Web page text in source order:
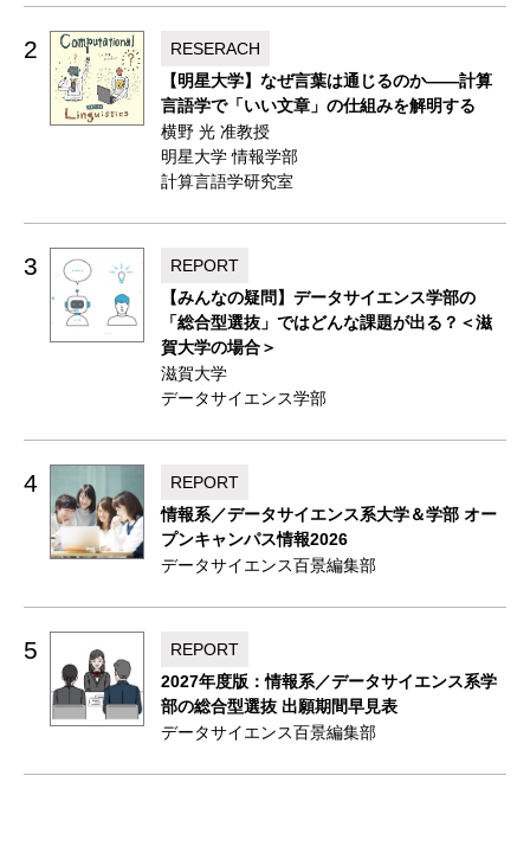
2
RESERACH
【明星大学】なぜ言葉は通じるのか——計算
言語学で「いい文章」の仕組みを解明する
横野 光 准教授
明星大学 情報学部
計算言語学研究室
3
REPORT
【みんなの疑問】データサイエンス学部の
「総合型選抜」ではどんな課題が出る？＜滋
賀大学の場合＞
滋賀大学
データサイエンス学部
4
REPORT
情報系／データサイエンス系大学＆学部 オー
プンキャンパス情報2026
データサイエンス百景編集部
5
REPORT
2027年度版：情報系／データサイエンス系学
部の総合型選抜 出願期間早見表
データサイエンス百景編集部